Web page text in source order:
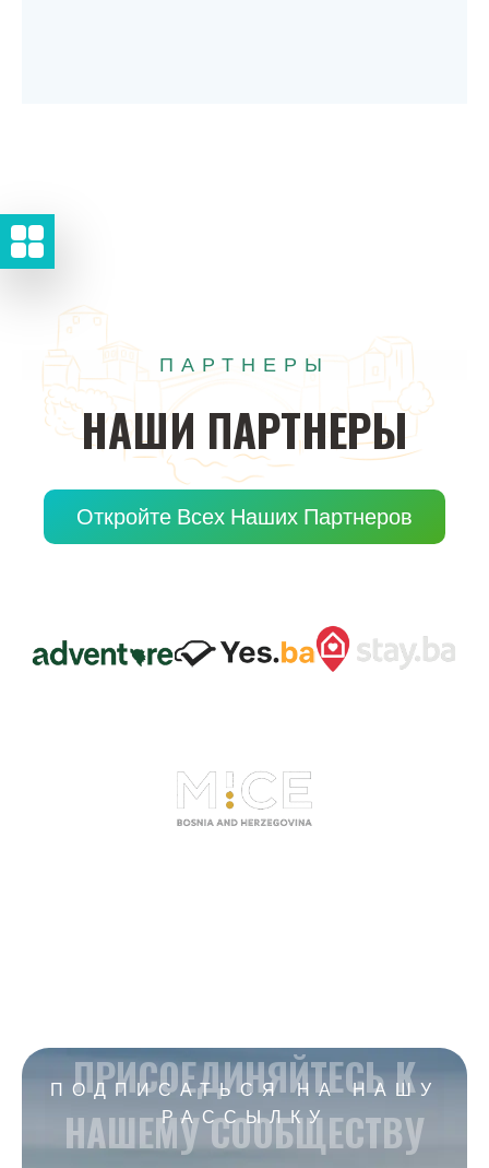
ПАРТНЕРЫ
НАШИ ПАРТНЕРЫ
Откройте Всех Наших Партнеров
ПОДПИСАТЬСЯ НА НАШУ
РАССЫЛКУ
ПРИСОЕДИНЯЙТЕСЬ К
НАШЕМУ СООБЩЕСТВУ